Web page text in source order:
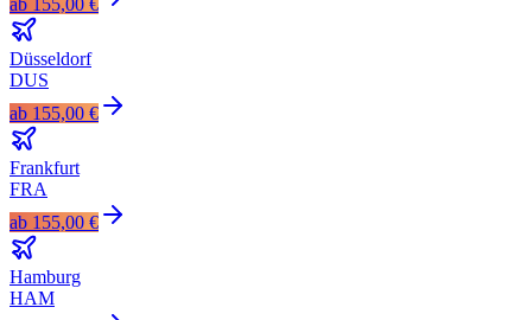
ab 155,00 €
Düsseldorf
DUS
ab 155,00 €
Frankfurt
FRA
ab 155,00 €
Hamburg
HAM